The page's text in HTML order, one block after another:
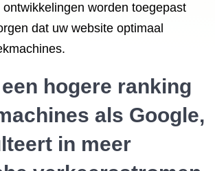
worden toegepast
dat uw website optimaal
hogere ranking
als Google,
in meer